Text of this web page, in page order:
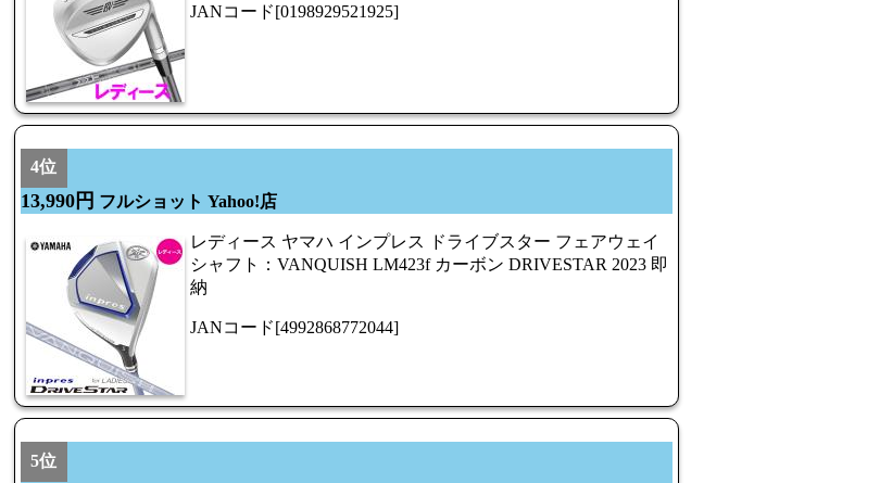
JANコード[0198929521925]
4位
13,990円 フルショット Yahoo!店
レディース ヤマハ インプレス ドライブスター フェアウェイ
シャフト：VANQUISH LM423f カーボン DRIVESTAR 2023 即
納
JANコード[4992868772044]
5位